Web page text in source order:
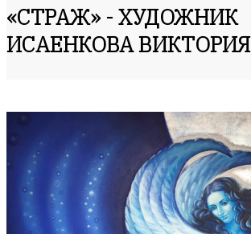
«СТРАЖ» - ХУДОЖНИК
ИСАЕНКОВА ВИКТОРИЯ